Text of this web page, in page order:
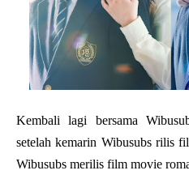
Kembali lagi bersama
setelah kemarin Wibusubs rilis
Wibusubs merilis film movie